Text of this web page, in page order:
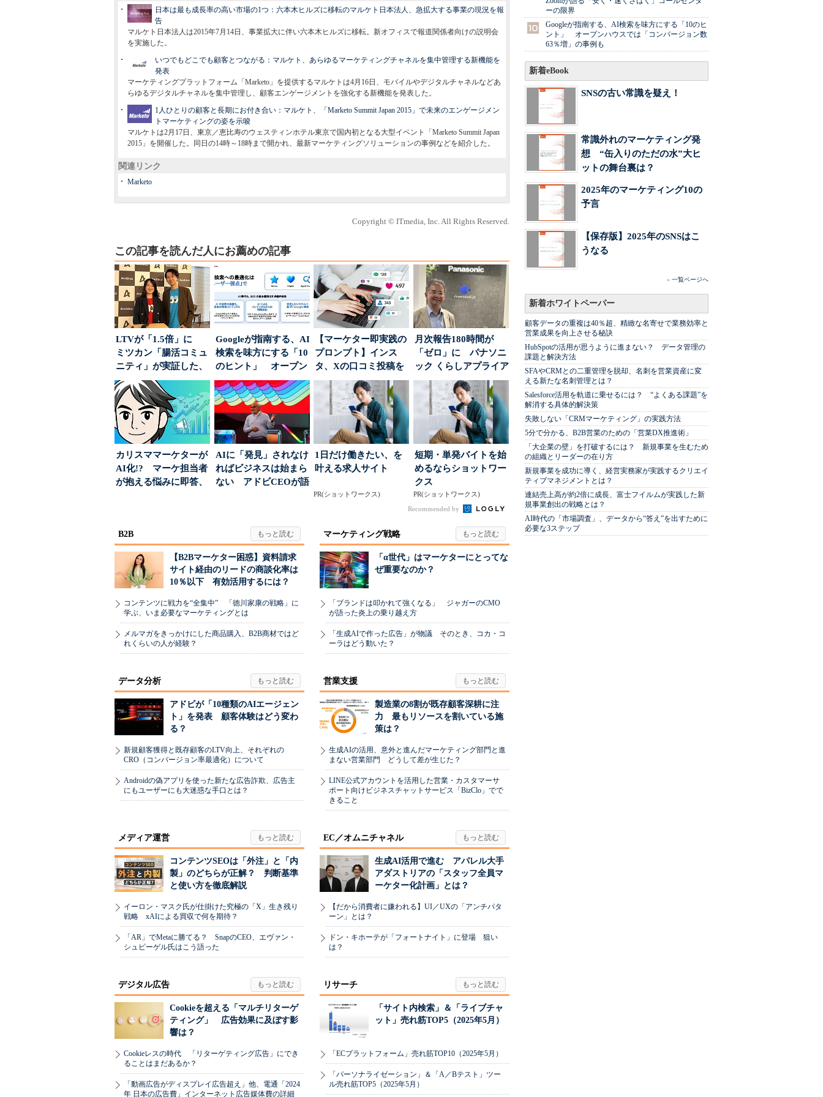
日本は最も成長率の高い市場の1つ：六本木ヒルズに移転のマルケト日本法人、急拡大する事業の現況を報
告
マルケト日本法人は2015年7月14日、事業拡大に伴い六本木ヒルズに移転。新オフィスで報道関係者向けの説明会
を実施した。
いつでもどこでも顧客とつながる：マルケト、あらゆるマーケティングチャネルを集中管理する新機能を
発表
マーケティングプラットフォーム「Marketo」を提供するマルケトは4月16日、モバイルやデジタルチャネルなどあ
らゆるデジタルチャネルを集中管理し、顧客エンゲージメントを強化する新機能を発表した。
1人ひとりの顧客と長期にお付き合い：マルケト、「Marketo Summit Japan 2015」で未来のエンゲージメン
トマーケティングの姿を示唆
マルケトは2月17日、東京／恵比寿のウェスティンホテル東京で国内初となる大型イベント「Marketo Summit Japan
2015」を開催した。同日の14時～18時まで開かれ、最新マーケティングソリューションの事例などを紹介した。
関連リンク
Marketo
Copyright © ITmedia, Inc. All Rights Reserved.
この記事を読んだ人にお薦めの記事
LTVが「1.5倍」に
ミツカン「腸活コミュ
ニティ」が実証した、
値上げ時代に選ば...
Googleが指南する、AI
検索を味方にする「10
のヒント」 オープン
ハウスでは...
【マーケター即実践の
プロンプト】インス
タ、Xの口コミ投稿を
分析→戦略立案に生か
す...
月次報告180時間が
「ゼロ」に パナソニ
ック くらしアプライア
ンス社が挑んだVo...
カリスママーケターが
AI化!? マーケ担当者
が抱える悩みに即答、
AIに「発見」されなけ
ればビジネスは始まら
ない アドビCEOが語
1日だけ働きたい、を
叶える求人サイト
PR(ショットワークス)
短期・単発バイトを始
めるならショットワー
クス
PR(ショットワークス)
Recommended by
B2B
【B2Bマーケター困惑】資料請求
サイト経由のリードの商談化率は
10％以下 有効活用するには？
コンテンツに戦力を“全集中” 「徳川家康の戦略」に
学ぶ、いま必要なマーケティングとは
メルマガをきっかけにした商品購入、B2B商材ではど
れくらいの人が経験？
マーケティング戦略
「α世代」はマーケターにとってな
ぜ重要なのか？
「ブランドは叩かれて強くなる」 ジャガーのCMO
が語った炎上の乗り越え方
「生成AIで作った広告」が物議 そのとき、コカ・コ
ーラはどう動いた？
データ分析
アドビが「10種類のAIエージェン
ト」を発表 顧客体験はどう変わ
る？
新規顧客獲得と既存顧客のLTV向上、それぞれの
CRO（コンバージョン率最適化）について
Androidの偽アプリを使った新たな広告詐欺、広告主
にもユーザーにも大迷惑な手口とは？
営業支援
製造業の8割が既存顧客深耕に注
力 最もリソースを割いている施
策は？
生成AIの活用、意外と進んだマーケティング部門と進
まない営業部門 どうして差が生じた？
LINE公式アカウントを活用した営業・カスタマーサ
ポート向けビジネスチャットサービス「BizClo」でで
きること
メディア運営
コンテンツSEOは「外注」と「内
製」のどちらが正解？ 判断基準
と使い方を徹底解説
イーロン・マスク氏が仕掛けた究極の「X」生き残り
戦略 xAIによる買収で何を期待？
「AR」でMetaに勝てる？ SnapのCEO、エヴァン・
シュピーゲル氏はこう語った
EC／オムニチャネル
生成AI活用で進む アパレル大手
アダストリアの「スタッフ全員マ
ーケター化計画」とは？
【だから消費者に嫌われる】UI／UXの「アンチパタ
ーン」とは？
ドン・キホーテが「フォートナイト」に登場 狙い
は？
デジタル広告
Cookieを超える「マルチリターゲ
ティング」 広告効果に及ぼす影
響は？
Cookieレスの時代 「リターゲティング広告」にでき
ることはまだあるか？
「動画広告がディスプレイ広告超え」他、電通「2024
年 日本の広告費」インターネット広告媒体費の詳細
リサーチ
「サイト内検索」＆「ライブチャ
ット」売れ筋TOP5（2025年5月）
「ECプラットフォーム」売れ筋TOP10（2025年5月）
「パーソナライゼーション」＆「A／Bテスト」ツー
ル売れ筋TOP5（2025年5月）
ーの限界
Googleが指南する、AI検索を味方にする「10のヒ
ント」 オープンハウスでは「コンバージョン数
63％増」の事例も
新着eBook
SNSの古い常識を疑え！
常識外れのマーケティング発
想 “缶入りのただの水”大ヒ
ットの舞台裏は？
2025年のマーケティング10の
予言
【保存版】2025年のSNSはこ
うなる
» 一覧ページへ
新着ホワイトペーパー
顧客データの重複は40％超、精緻な名寄せで業務効率と
営業成果を向上させる秘訣
HubSpotの活用が思うように進まない？ データ管理の
課題と解決方法
SFAやCRMとの二重管理を脱却、名刺を営業資産に変
える新たな名刺管理とは？
Salesforce活用を軌道に乗せるには？ “よくある課題”を
解消する具体的解決策
失敗しない「CRMマーケティング」の実践方法
5分で分かる、B2B営業のための「営業DX推進術」
「大企業の壁」を打破するには？ 新規事業を生むため
の組織とリーダーの在り方
新規事業を成功に導く、経営実務家が実践するクリエイ
ティブマネジメントとは？
連結売上高が約2倍に成長、富士フイルムが実践した新
規事業創出の戦略とは？
AI時代の「市場調査」、データから“答え”を出すために
必要な3ステップ